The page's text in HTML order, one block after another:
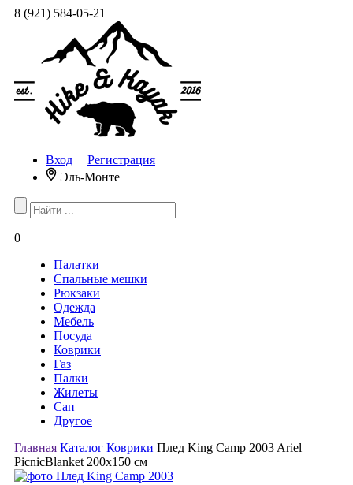
8 (921) 584-05-21
Вход | Регистрация
Эль-Монте
0
Палатки
Спальные мешки
Рюкзаки
Одежда
Мебель
Посуда
Коврики
Газ
Палки
Жилеты
Сап
Другое
Главная Каталог Коврики Плед King Camp 2003 Ariel
PicnicBlanket 200x150 см